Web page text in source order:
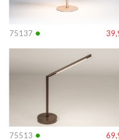
75137 •
75513 •
Info